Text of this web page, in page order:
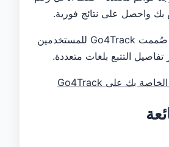
صُممت Go4Track للمستخدمين
تفاصيل التتبع بلغات متعددة.